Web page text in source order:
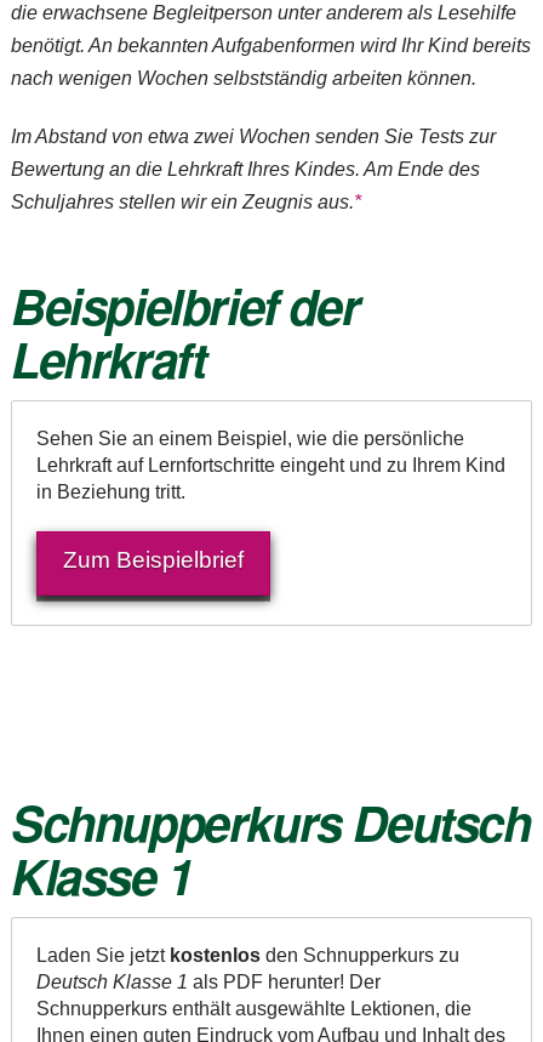
die erwachsene Begleitperson unter anderem als Lesehilfe
benötigt. An bekannten Aufgabenformen wird Ihr Kind bereits
nach wenigen Wochen selbstständig arbeiten können.
Im Abstand von etwa zwei Wochen senden Sie Tests zur
Bewertung an die Lehrkraft Ihres Kindes. Am Ende des
Schuljahres stellen wir ein Zeugnis aus.*
Beispielbrief der
Lehrkraft
Sehen Sie an einem Beispiel, wie die persönliche
Lehrkraft auf Lernfortschritte eingeht und zu Ihrem Kind
in Beziehung tritt.
Zum Beispielbrief
SchnupperkursDeutsch
Klasse 1
Laden Sie jetzt kostenlosden Schnupperkurs zu
Deutsch Klasse 1 als PDF herunter! Der
Schnupperkurs enthält ausgewählte Lektionen, die
Ihnen einen guten Eindruck vom Aufbau und Inhalt des